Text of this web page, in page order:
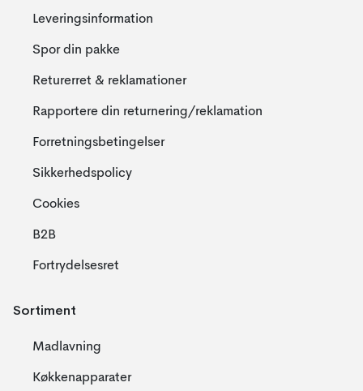
Leveringsinformation
Spor din pakke
Returerret & reklamationer
Rapportere din returnering/reklamation
Forretningsbetingelser
Sikkerhedspolicy
Cookies
B2B
Fortrydelsesret
Sortiment
Madlavning
Køkkenapparater